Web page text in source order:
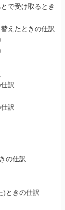
で受け取るとき
えたときの仕訳
訳
訳
の仕訳
)ときの仕訳